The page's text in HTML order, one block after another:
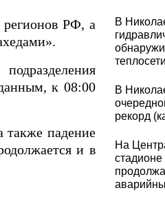
регионов РФ, а
к 08:00
также падение
и в
В
теплосети
В
рекорд
На